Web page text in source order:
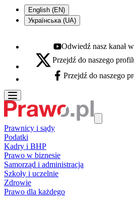
English (EN)
Українська (UA)
Youtube - otwiera się w nowej
Odwiedź nasz kanał
X - otwiera się w nowej karcie
Przejdź do naszego
Facebook - otwiera się w nowej
Przejdź do naszego
Prawnicy i sądy
Podatki
Kadry i BHP
Prawo w biznesie
Samorząd i administracja
Szkoły i uczelnie
Zdrowie
Prawo dla każdego